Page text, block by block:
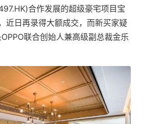
合作发展的超级豪宅项目宝
近日再录得大额成交，而新买家疑
联合创始人兼高级副总裁金乐